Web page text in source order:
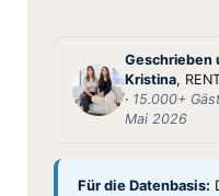
Geschrieben
Kristina,
· 15.000+
Mai 2026
Für die Datenbasis: